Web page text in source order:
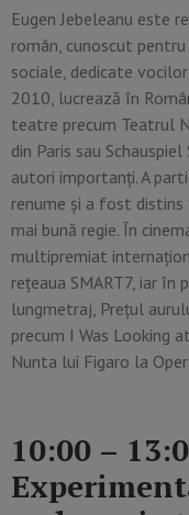
Eugen Jebeleanu este
român, cunoscut
sociale, dedicate
2010, lucrează în
teatre precum Teatrul
din Paris sau
autori importanți. A
renume și a fost
mai bună regie. În
multipremiat
rețeaua SMART7, iar
lungmetraj, Prețul
precum I Was Looking
Nunta lui Figaro la
10:00 –